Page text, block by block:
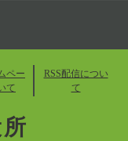
ペー
て
RSS配信につい
て